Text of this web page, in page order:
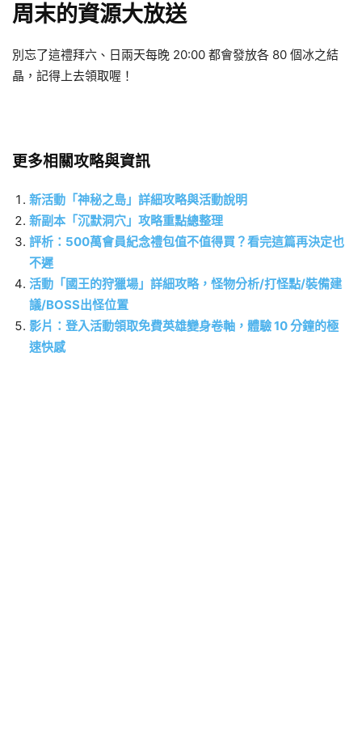
周末的資源大放送
別忘了這禮拜六、日兩天每晚 20:00 都會發放各 80 個冰之結
晶，記得上去領取喔！
更多相關攻略與資訊
新活動「神秘之島」詳細攻略與活動說明
新副本「沉默洞穴」攻略重點總整理
評析：500萬會員紀念禮包值不值得買？看完這篇再決定也
不遲
活動「國王的狩獵場」詳細攻略，怪物分析/打怪點/裝備建
議/BOSS出怪位置
影片：登入活動領取免費英雄變身卷軸，體驗 10 分鐘的極
速快感